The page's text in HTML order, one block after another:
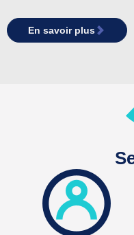
En savoir plus